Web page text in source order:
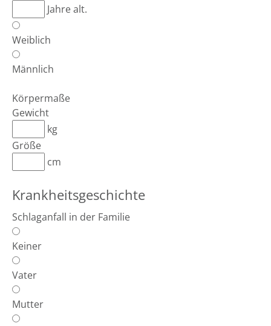
Jahre alt.
Weiblich
Männlich
Körpermaße
Gewicht
kg
Größe
cm
Krankheitsgeschichte
Schlaganfall in der Familie
Keiner
Vater
Mutter